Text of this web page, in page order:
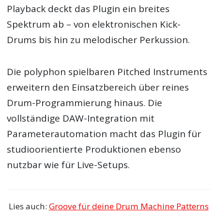
Playback deckt das Plugin ein breites
Spektrum ab – von elektronischen Kick-
Drums bis hin zu melodischer Perkussion.
Die polyphon spielbaren Pitched Instruments
erweitern den Einsatzbereich über reines
Drum-Programmierung hinaus. Die
vollständige DAW-Integration mit
Parameterautomation macht das Plugin für
studioorientierte Produktionen ebenso
nutzbar wie für Live-Setups.
Lies auch: Groove für deine Drum Machine Patterns